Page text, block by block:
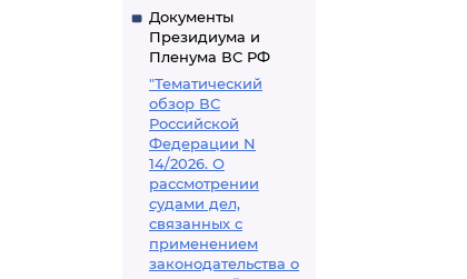
Документы
Президиума и
Пленума ВС РФ
"Тематический
обзор ВС
Российской
Федерации N
14/2026. О
рассмотрении
судами дел,
связанных с
применением
законодательства о